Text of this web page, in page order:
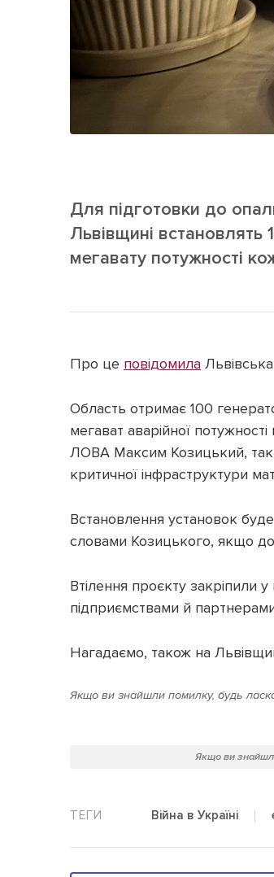
Для підготовки до
Львівщині встановлять
мегавату потужності
Про це повідомила
Область отримає 100
мегават аварійної
ЛОВА Максим Козицький,
критичної інфраструктури
Встановлення установок
словами Козицького, якщо
Втілення проєкту
підприємствами й
Нагадаємо, також на
Якщо ви знайшли помилку, будь
Якщо ви
Війна в Україні